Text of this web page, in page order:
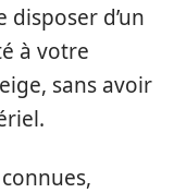
d’un
à votre
sans avoir